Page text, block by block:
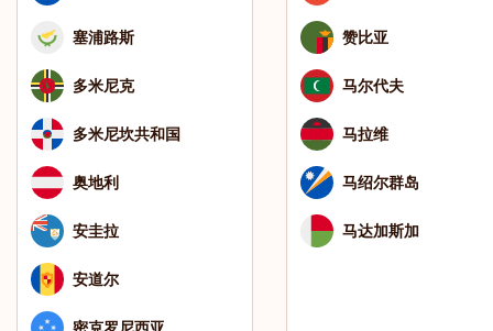
塞浦路斯
多米尼克
多米尼坎共和国
奥地利
安圭拉
安道尔
赞比亚
马尔代夫
马拉维
马绍尔群岛
马达加斯加